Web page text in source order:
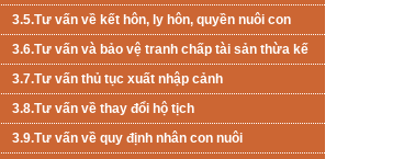
3.5.Tư vấn về kết hôn, ly hôn, quyền nuôi con
3.6.Tư vấn và bảo vệ tranh chấp tài sản thừa kế
3.7.Tư vấn thủ tục xuất nhập cảnh
3.8.Tư vấn về thay đổi hộ tịch
3.9.Tư vấn về quy định nhân con nuôi